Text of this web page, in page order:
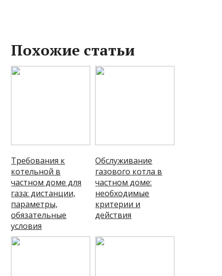
Похожие статьи
Требования к
котельной в
частном доме для
газа: дистанции,
параметры,
обязательные
условия
Обслуживание
газового котла в
частном доме:
необходимые
критерии и
действия